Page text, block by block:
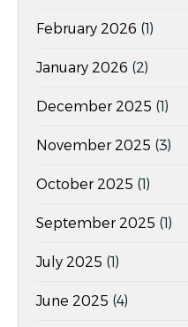
February 2026 (1)
January 2026 (2)
December 2025 (1)
November 2025 (3)
October 2025 (1)
September 2025 (1)
July 2025 (1)
June 2025 (4)